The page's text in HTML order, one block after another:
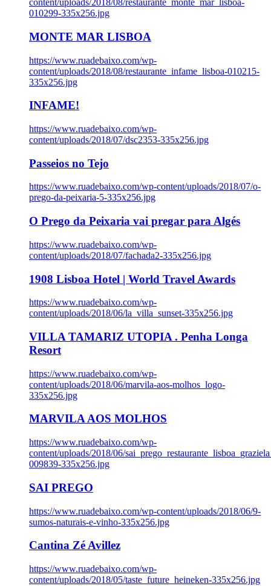
content/uploads/2018/08/restaurante_monte_mar_lisboa-
010299-335x256.jpg
MONTE MAR LISBOA
https://www.ruadebaixo.com/wp-
content/uploads/2018/08/restaurante_infame_lisboa-010215-
335x256.jpg
INFAME!
https://www.ruadebaixo.com/wp-
content/uploads/2018/07/dsc2353-335x256.jpg
Passeios no Tejo
https://www.ruadebaixo.com/wp-content/uploads/2018/07/o-
prego-da-peixaria-5-335x256.jpg
O Prego da Peixaria vai pregar para Algés
https://www.ruadebaixo.com/wp-
content/uploads/2018/07/fachada2-335x256.jpg
1908 Lisboa Hotel | World Travel Awards
https://www.ruadebaixo.com/wp-
content/uploads/2018/06/la_villa_sunset-335x256.jpg
VILLA TAMARIZ UTOPIA . Penha Longa
Resort
https://www.ruadebaixo.com/wp-
content/uploads/2018/06/marvila-aos-molhos_logo-
335x256.jpg
MARVILA AOS MOLHOS
https://www.ruadebaixo.com/wp-
content/uploads/2018/06/
009839-335x256.jpg
SAI PREGO
https://www.ruadebaixo.com/wp-content/uploads/2018/06/9-
sumos-naturais-e-vinho-335x256.jpg
Cantina Zé Avillez
https://www.ruadebaixo.com/wp-
content/uploads/2018/05/taste_future_heineken-335x256.jpg